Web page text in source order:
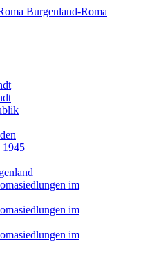
Burgenland-Roma
1945
im
im
im